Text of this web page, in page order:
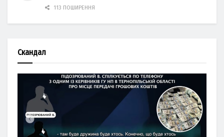
113 ПОШИРЕННЯ
Скандал